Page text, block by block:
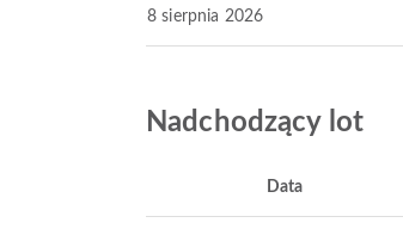
8 sierpnia 2026
Nadchodzący lot
Data